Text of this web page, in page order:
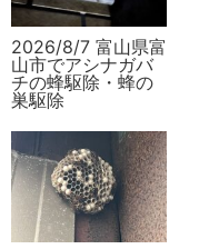
2026/8/7 富山県富
山市でアシナガバ
チの蜂駆除・蜂の
巣駆除